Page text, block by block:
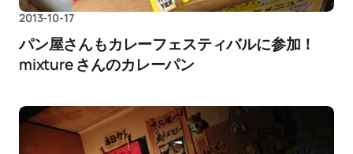
2013-10-17
パン屋さんもカレーフェスティバルに参加！
mixture さんのカレーパン